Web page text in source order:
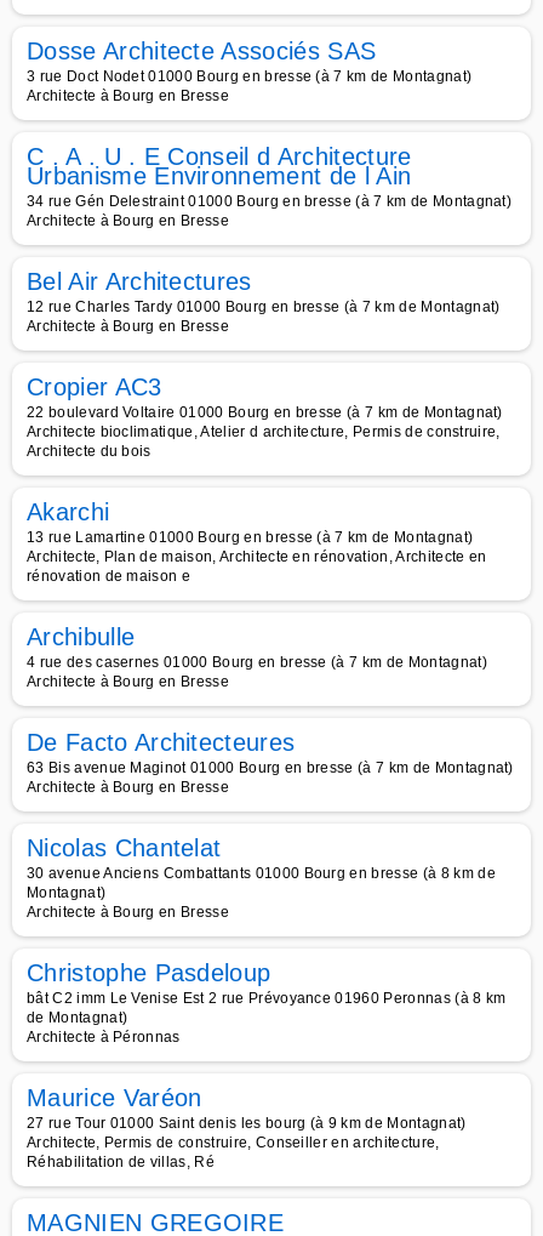
Dosse Architecte Associés SAS
3 rue Doct Nodet 01000 Bourg en bresse (à 7 km de Montagnat)
Architecte à Bourg en Bresse
C . A . U . E Conseil d Architecture
Urbanisme Environnement de l Ain
34 rue Gén Delestraint 01000 Bourg en bresse (à 7 km de Montagnat)
Architecte à Bourg en Bresse
Bel Air Architectures
12 rue Charles Tardy 01000 Bourg en bresse (à 7 km de Montagnat)
Architecte à Bourg en Bresse
Cropier AC3
22 boulevard Voltaire 01000 Bourg en bresse (à 7 km de Montagnat)
Architecte bioclimatique, Atelier d architecture, Permis de construire,
Architecte du bois
Akarchi
13 rue Lamartine 01000 Bourg en bresse (à 7 km de Montagnat)
Architecte, Plan de maison, Architecte en rénovation, Architecte en
rénovation de maison e
Archibulle
4 rue des casernes 01000 Bourg en bresse (à 7 km de Montagnat)
Architecte à Bourg en Bresse
De Facto Architecteures
63 Bis avenue Maginot 01000 Bourg en bresse (à 7 km de Montagnat)
Architecte à Bourg en Bresse
Nicolas Chantelat
30 avenue Anciens Combattants 01000 Bourg en bresse (à 8 km de
Montagnat)
Architecte à Bourg en Bresse
Christophe Pasdeloup
bât C2 imm Le Venise Est 2 rue Prévoyance 01960 Peronnas (à 8 km
de Montagnat)
Architecte à Péronnas
Maurice Varéon
27 rue Tour 01000 Saint denis les bourg (à 9 km de Montagnat)
Architecte, Permis de construire, Conseiller en architecture,
Réhabilitation de villas, Ré
MAGNIEN GREGOIRE